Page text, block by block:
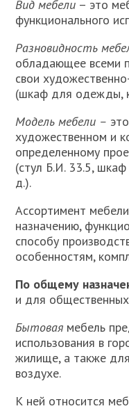
Вид мебели – это
функционального
Разновидность
обладающее всеми
свои
(шкаф для одежды,
Модель мебели –
художественном и
определенному
(стул Б.И. 33.5,
д.).
Ассортимент
назначению,
способу
особенностям,
По общему
и для
Бытовая мебель
использования в
жилище, а также
воздухе.
К ней относится